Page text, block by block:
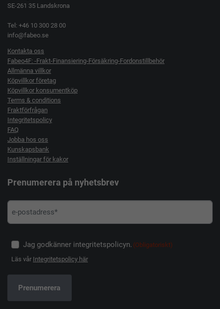
SE-261 35 Landskrona
Tel: +46 10 300 28 00
info@fabeo.se
Kontakta oss
Fabeo4F: -Frakt-Finansiering-Försäkring-Fordonstillbehör
Allmänna villkor
Köpvillkor företag
Köpvillkor konsumentköp
Terms & conditions
Fraktförfrågan
Integritetspolicy
FAQ
Jobba hos oss
Kunskapsbank
Inställningar för kakor
Prenumerera på nyhetsbrev
Jag godkänner integritetspolicyn. (Obligatoriskt)
Läs vår Integritetspolicy här